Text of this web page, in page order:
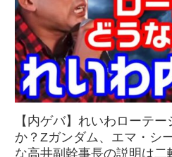
【内ゲバ】れいわローテ
か？Zガンダム、エマ・シ
な高井副幹事長の説明は二